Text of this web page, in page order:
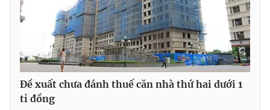
Đề xuất chưa đánh thuế căn nhà thứ hai dưới 1
tỉ đồng